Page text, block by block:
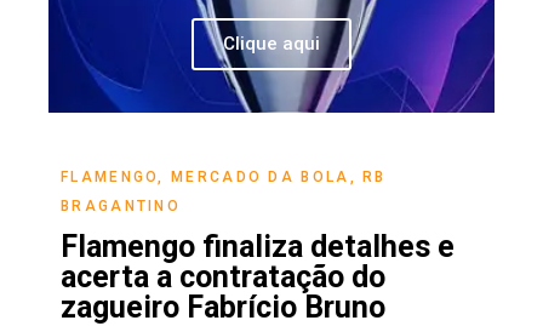
Clique aqui
FLAMENGO ,MERCADO DA BOLA ,RB
BRAGANTINO
Flamengo finaliza detalhes e
acerta a contratação do
zagueiro Fabrício Bruno